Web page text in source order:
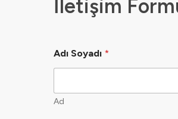
İletişim
Adı Soyadı *
Ad